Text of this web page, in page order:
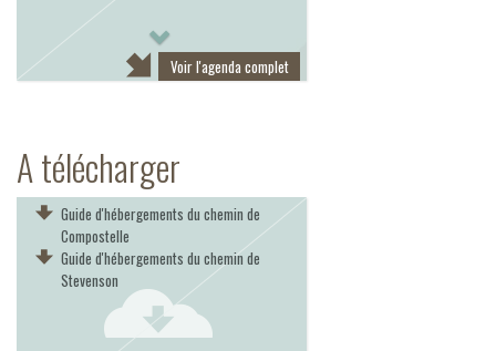
Voir l'agenda complet
A télécharger
Guide d'hébergements du chemin de
Compostelle
Guide d'hébergements du chemin de
Stevenson